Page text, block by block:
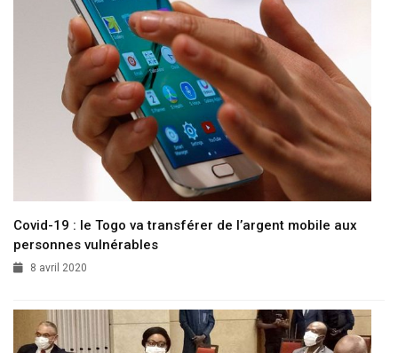
Covid-19 : le Togo va transférer de l’argent mobile aux
personnes vulnérables
8 avril 2020